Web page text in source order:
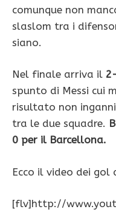
comunque non
slaslom tra i
siano.
Nel finale arriva il
spunto di Messi cui
risultato non
tra le due squadre.
0 per il Barcellona.
Ecco il video dei gol
[flv]http://